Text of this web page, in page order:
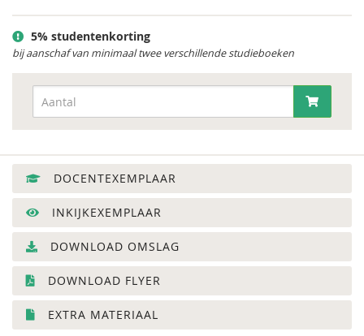
5% studentenkorting
bij aanschaf van minimaal twee verschillende studieboeken
DOCENTEXEMPLAAR
INKIJKEXEMPLAAR
DOWNLOAD OMSLAG
DOWNLOAD FLYER
EXTRA MATERIAAL